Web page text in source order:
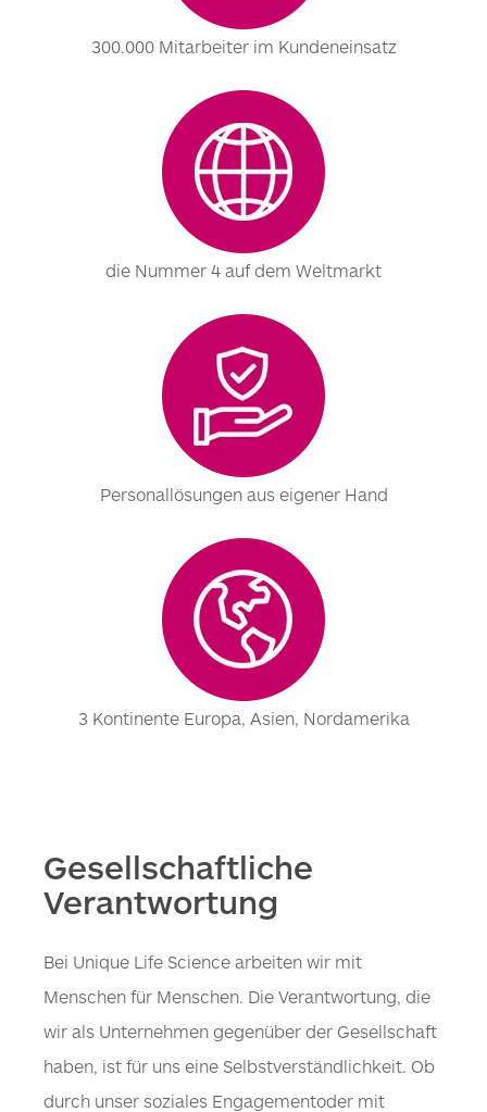
300.000 Mitarbeiter im Kundeneinsatz
die Nummer 4 auf dem Weltmarkt
Personallösungen aus eigener Hand
3 Kontinente Europa, Asien, Nordamerika
Gesellschaftliche
Verantwortung
Bei Unique Life Science arbeiten wir mit
Menschen für Menschen. Die Verantwortung, die
wir als Unternehmen gegenüber der Gesellschaft
haben, ist für uns eine Selbstverständlichkeit. Ob
durch unser soziales Engagementoder mit